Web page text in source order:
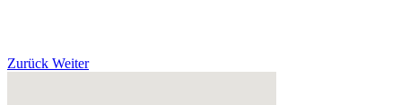
Zurück Weiter